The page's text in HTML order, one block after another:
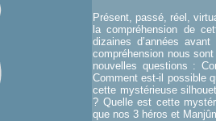
Présent, passé, réel,
la compréhension de
dizaines d’années
compréhension nous
nouvelles questions :
Comment est-il possible
cette mystérieuse
? Quelle est cette
que nos 3 héros et